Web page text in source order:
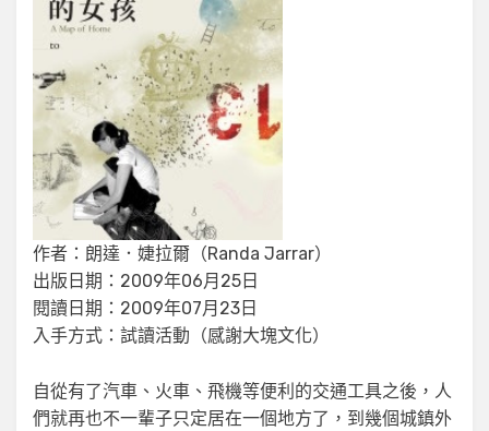
作者：朗達．婕拉爾（Randa Jarrar）
出版日期：2009年06月25日
閱讀日期：2009年07月23日
入手方式：試讀活動（感謝大塊文化）
自從有了汽車、火車、飛機等便利的交通工具之後，人
們就再也不一輩子只定居在一個地方了，到幾個城鎮外